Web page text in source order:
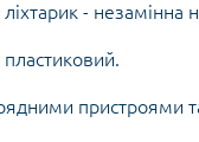
-
пластиковий.
пристроями